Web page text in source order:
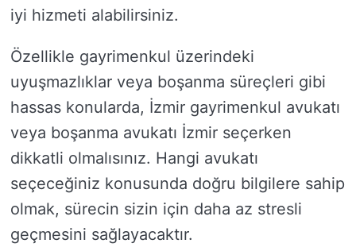
iyi hizmeti alabilirsiniz.
Özellikle gayrimenkul üzerindeki
uyuşmazlıklar veya boşanma süreçleri gibi
hassas konularda, İzmir gayrimenkul avukatı
veya boşanma avukatı İzmir seçerken
dikkatli olmalısınız. Hangi avukatı
seçeceğiniz konusunda doğru bilgilere sahip
olmak, sürecin sizin için daha az stresli
geçmesini sağlayacaktır.